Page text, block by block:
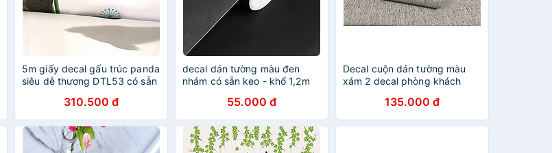
5m giấy decal gấu trúc panda
siêu dễ thương DTL53 có sẵn
310.500 đ
decal dán tường màu đen
nhám có sẵn keo - khổ 1,2m
55.000 đ
Decal cuộn dán tường màu
xám 2 decal phòng khách
135.000 đ